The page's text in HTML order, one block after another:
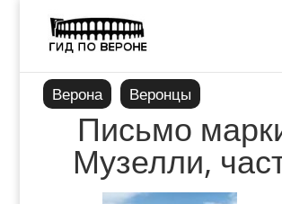
Верона Веронцы
Письмо
Музелли,